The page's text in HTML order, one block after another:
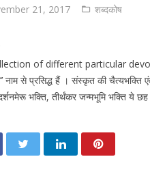
21, 2017 शब्दकोष
of different particular devotional
नाम से प्रसिद्ध हैं । संस्कृत की चैत्यभक्ति
भक्ति, तीर्थंकर जन्मभूमि भक्ति ये